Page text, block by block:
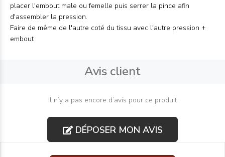
placer l'embout male ou femelle puis serrer la pince afin
d'assembler la pression.
Faire de même de l'autre coté du tissu avec l'autre pression +
embout
Avis client
Il n’y a pas encore d’avis pour ce produit
DÉPOSER MON AVIS